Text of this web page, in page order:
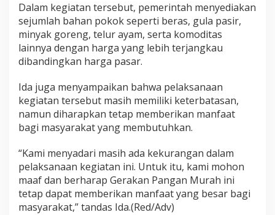
Dalam kegiatan tersebut, pemerintah menyediakan
sejumlah bahan pokok seperti beras, gula pasir,
minyak goreng, telur ayam, serta komoditas
lainnya dengan harga yang lebih terjangkau
dibandingkan harga pasar.
Ida juga menyampaikan bahwa pelaksanaan
kegiatan tersebut masih memiliki keterbatasan,
namun diharapkan tetap memberikan manfaat
bagi masyarakat yang membutuhkan.
“Kami menyadari masih ada kekurangan dalam
pelaksanaan kegiatan ini. Untuk itu, kami mohon
maaf dan berharap Gerakan Pangan Murah ini
tetap dapat memberikan manfaat yang besar bagi
masyarakat,” tandas Ida.(Red/Adv)